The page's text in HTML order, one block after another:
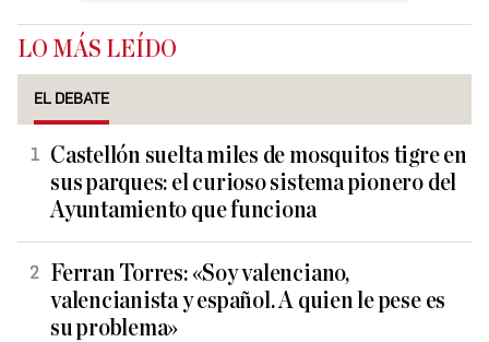
LO MÁS LEÍDO
EL DEBATE
Castellón suelta miles de mosquitos tigre en
sus parques: el curioso sistema pionero del
Ayuntamiento que funciona
Ferran Torres: «Soy valenciano,
valencianista y español. A quien le pese es
su problema»